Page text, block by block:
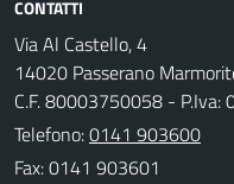
CONTATTI
Via Al Castello, 4
14020 Passerano
C.F. 80003750058 - P.Iva:
Telefono:0141 903600
Fax: 0141 903601